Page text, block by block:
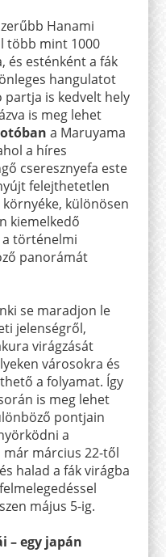
Hanami
több mint 1000
és esténként a fák
hangulatot
partja is kedvelt hely
is meg lehet
a Maruyama
a híres
cseresznyefa este
felejthetetlen
környéke, különösen
kiemelkedő
a történelmi
panorámát
se maradjon le
jelenségről,
virágzását
városokra és
a folyamat. Így
is meg lehet
pontjain
a
már március 22-től
halad a fák virágba
május 5-ig.
– egy japán